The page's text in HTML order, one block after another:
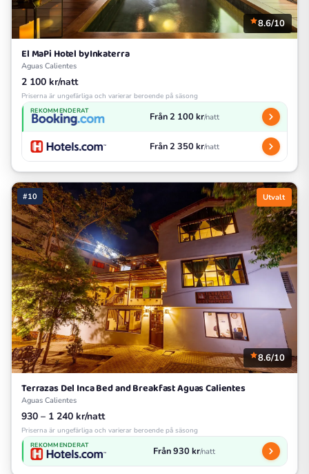
8.6/10
El MaPi Hotel byInkaterra
Aguas Calientes
2 100 kr/natt
Priserna är ungefärliga och varierar beroende på säsong
REKOMMENDERAT Från 2 100 kr/natt
Från 2 350 kr/natt
#10 Utvalt
8.6/10
Terrazas Del Inca Bed and Breakfast Aguas Calientes
Aguas Calientes
930 – 1 240 kr/natt
Priserna är ungefärliga och varierar beroende på säsong
REKOMMENDERAT Från 930 kr/natt